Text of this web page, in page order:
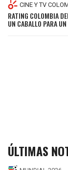
CINE Y TV
RATING COLOMBIA
UN CABALLO PARA
ÚLTIMAS